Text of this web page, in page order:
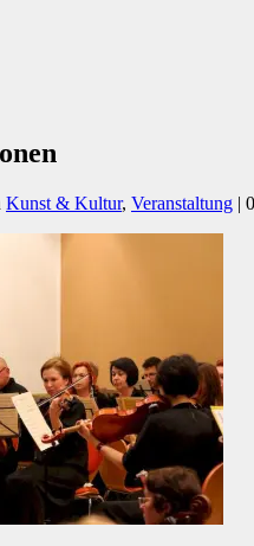
Kunst & Kultur, Veranstaltung |